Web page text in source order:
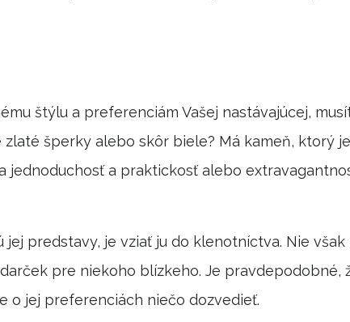
štýlu a preferenciám Vašej nastávajúcej,
šperky alebo skôr biele? Má kameň, ktorý
jednoduchosť a praktickosť alebo
jej predstavy, je vziať ju do klenotníctva. Nie
pre niekoho blízkeho. Je pravdepodobné,
o jej preferenciách niečo dozvedieť.